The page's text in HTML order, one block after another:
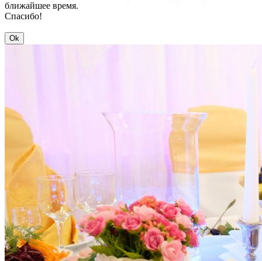
ближайшее время.
Спасибо!
Ok